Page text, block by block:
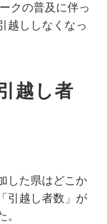
クの普及に伴っ
越ししなくなっ
越し者
した県はどこか
引越し者数」が